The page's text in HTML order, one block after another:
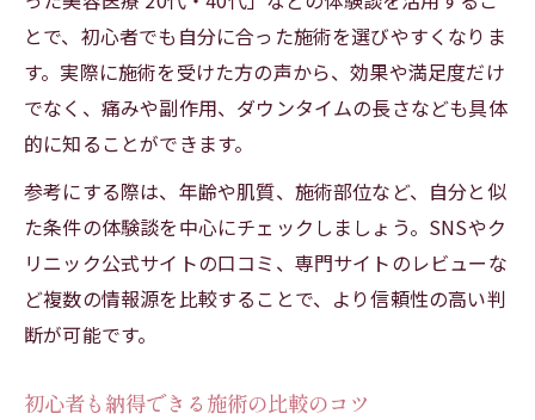
とで、初心者でも自分に合った施術を選びやすくなりま
す。実際に施術を受けた方の声から、効果や満足度だけ
でなく、痛みや副作用、ダウンタイムの長さなども具体
的に知ることができます。
参考にする際は、年齢や肌質、施術部位など、自分と似
た条件の体験談を中心にチェックしましょう。SNSやク
リニック公式サイトの口コミ、専門サイトのレビューな
ど複数の情報源を比較することで、より信頼性の高い判
断が可能です。
初心者も納得できる施術の比較のコツ